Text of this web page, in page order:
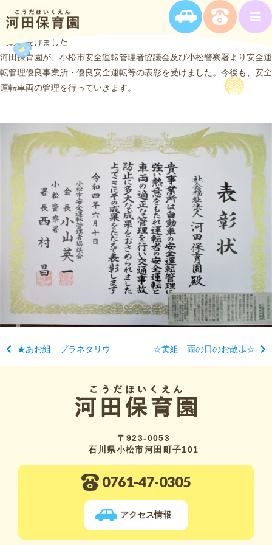
表彰を受けました
河田保育園が、小松市安全運転管理者協議会及び小松警察署より安全運
転管理優良事業所・優良安全運転等の表彰を受けました。今後も、安全
運転車両の管理を行っていきます。
☆黄組 雨の日のお散歩☆
〒923-0053
石川県小松市河田町子101
0761-47-0305
アクセス情報